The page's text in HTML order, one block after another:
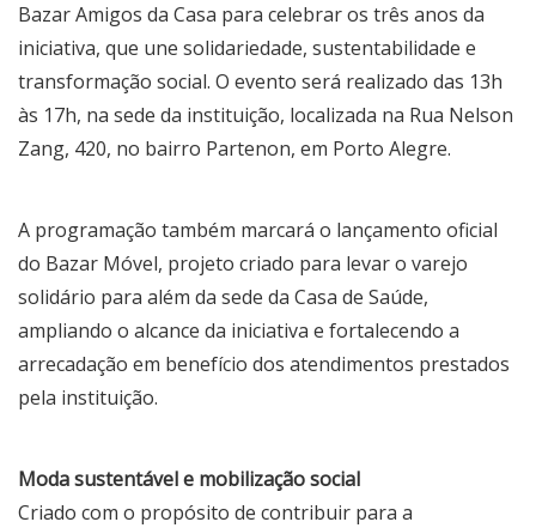
Bazar Amigos da Casa para celebrar os três anos da
iniciativa, que une solidariedade, sustentabilidade e
transformação social. O evento será realizado das 13h
às 17h, na sede da instituição, localizada na Rua Nelson
Zang, 420, no bairro Partenon, em Porto Alegre.
A programação também marcará o lançamento oficial
do Bazar Móvel, projeto criado para levar o varejo
solidário para além da sede da Casa de Saúde,
ampliando o alcance da iniciativa e fortalecendo a
arrecadação em benefício dos atendimentos prestados
pela instituição.
Moda sustentável e mobilização social
Criado com o propósito de contribuir para a